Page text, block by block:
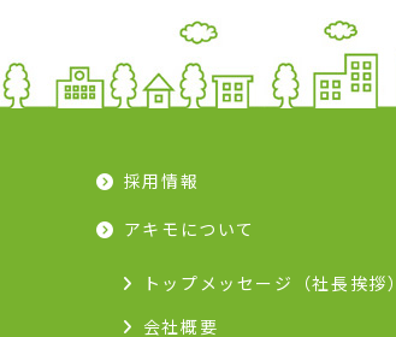
採用情報
アキモについて
トップメッセージ（社長挨拶）
会社概要